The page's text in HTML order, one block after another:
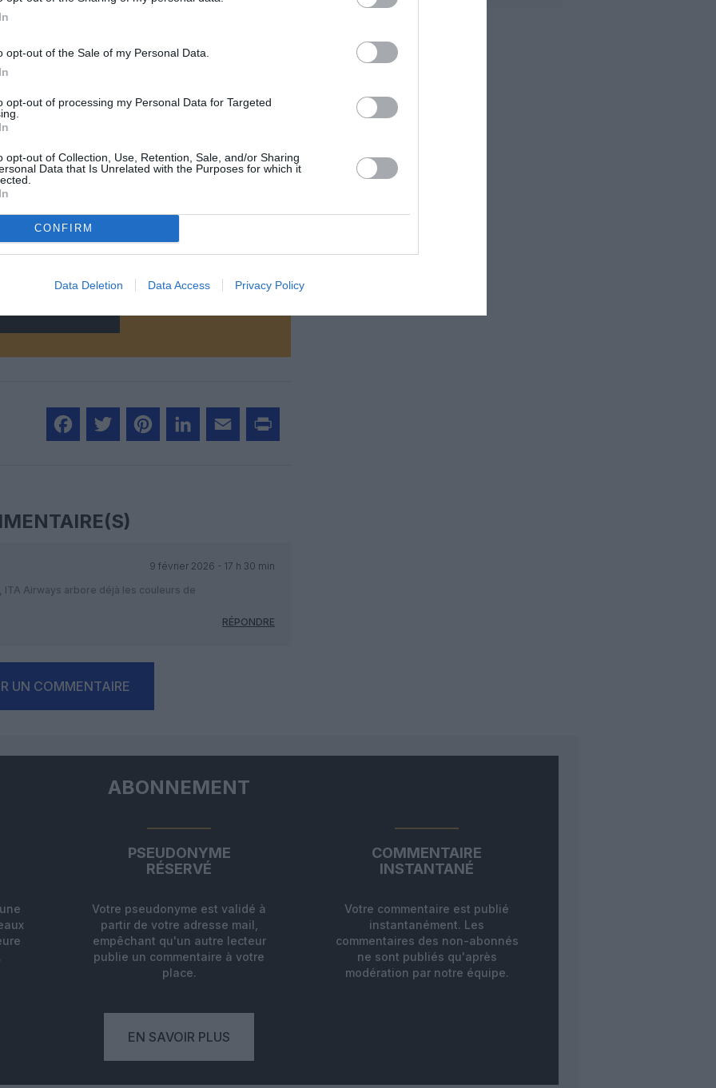
opt-out of the Sale of my Personal Data.
opt-out of processing my Personal Data for Targeted
opt-out of Collection, Use, Retention, Sale, and/or Sharing
Data that Is Unrelated with the Purposes for which it
CONFIRM
Data Deletion Data Access Privacy Policy
apprécié l’article ?
nous, faites un don !
9 février 2026 - 17 h 30 min
ITA Airways arbore déjà les couleurs de
RÉPONDRE
UN COMMENTAIRE
ABONNEMENT
PSEUDONYME
RÉSERVÉ
Votre pseudonyme est validé à
partir de votre adresse mail,
empêchant qu'un autre lecteur
publie un commentaire à votre
place.
COMMENTAIRE
INSTANTANÉ
Votre commentaire est publié
instantanément. Les
commentaires des non-abonnés
ne sont publiés qu'après
modération par notre équipe.
EN SAVOIR PLUS